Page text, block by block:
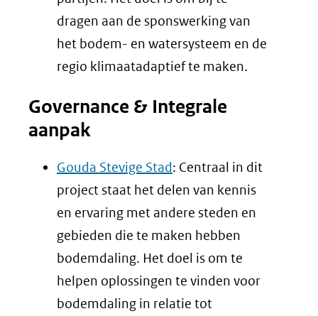
dragen aan de sponswerking van
het bodem- en watersysteem en de
regio klimaatadaptief te maken.
Governance & Integrale
aanpak
Gouda Stevige Stad: Centraal in dit
project staat het delen van kennis
en ervaring met andere steden en
gebieden die te maken hebben
bodemdaling. Het doel is om te
helpen oplossingen te vinden voor
bodemdaling in relatie tot